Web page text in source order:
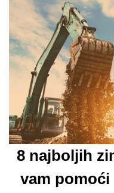
8 najboljih
vam pomoći